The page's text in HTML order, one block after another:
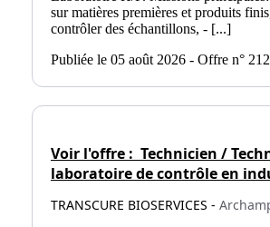
sur matières premières et produits
contrôler des échantillons, - [...]
Publiée le 05 août 2026 - Offre n°
Voir l'offre : Technicien /
laboratoire de contrôle en
TRANSCURE BIOSERVICES -